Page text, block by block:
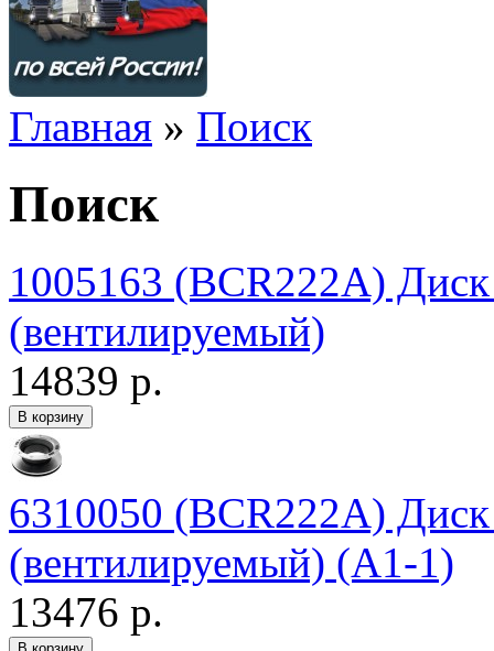
Главная » Поиск
Поиск
1005163 (BCR222A)
(вентилируемый)
14839 р.
6310050 (BCR222A)
(вентилируемый) (А1-1)
13476 р.